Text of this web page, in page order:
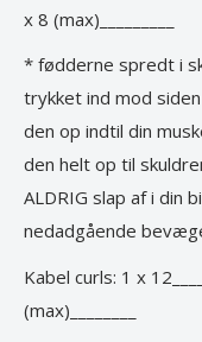
x 8 (max)_________
* fødderne spredt i
trykket ind mod
den op indtil din
den helt op til
ALDRIG slap af i din
nedadgående
Kabel curls: 1 x
(max)________